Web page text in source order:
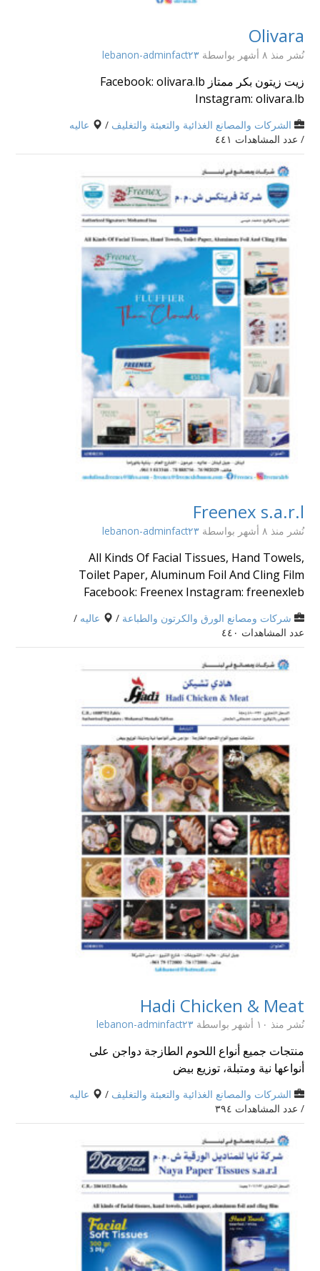
Olivara
نُشر منذ ٨ أشهر بواسطة lebanon-adminfact٢٣
زيت زيتون بكر ممتاز Facebook: olivara.lb
Instagram: olivara.lb
الشركات والمصانع الغذائية والتعبئة والتغليف /
عاليه
/ عدد المشاهدات ٤٤١
Freenex s.a.r.l
نُشر منذ ٨ أشهر بواسطة lebanon-adminfact٢٣
All Kinds Of Facial Tissues, Hand Towels,
Toilet Paper, Aluminum Foil And Cling Film
Facebook: Freenex Instagram: freenexleb
شركات ومصانع الورق والكرتون والطباعة / عاليه /
عدد المشاهدات ٤٤٠
Hadi Chicken & Meat
نُشر منذ ١٠ أشهر بواسطة lebanon-adminfact٢٣
منتجات جميع أنواع اللحوم الطازجة دواجن على
أنواعها نية ومتبلة، توزيع بيض
الشركات والمصانع الغذائية والتعبئة والتغليف /
عاليه
/ عدد المشاهدات ٣٩٤